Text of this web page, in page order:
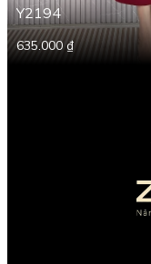
635.000 ₫
Y2194